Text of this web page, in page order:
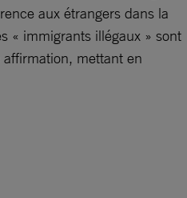
aux étrangers dans la
« immigrants illégaux » sont
mettant en